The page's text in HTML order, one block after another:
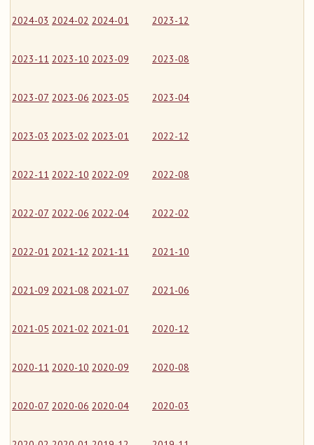
2024-03 2024-02 2024-01 2023-12
2023-11 2023-10 2023-09 2023-08
2023-07 2023-06 2023-05 2023-04
2023-03 2023-02 2023-01 2022-12
2022-11 2022-10 2022-09 2022-08
2022-07 2022-06 2022-04 2022-02
2022-01 2021-12 2021-11 2021-10
2021-09 2021-08 2021-07 2021-06
2021-05 2021-02 2021-01 2020-12
2020-11 2020-10 2020-09 2020-08
2020-07 2020-06 2020-04 2020-03